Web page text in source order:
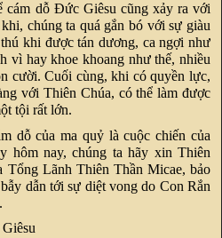
cám dỗ Đức Giêsu cũng xảy ra với
chúng ta quá gắn bó với sự giàu
khi được tán dương, ca ngợi như
vì hay khoe khoang như thế, nhiều
cười. Cuối cùng, khi có quyền lực,
với Thiên Chúa, có thể làm được
tội rất lớn.
dỗ của ma quỷ là cuộc chiến của
hôm nay, chúng ta hãy xin Thiên
Tổng Lãnh Thiên Thần Micae, bảo
dẫn tới sự diệt vong do Con Rắn